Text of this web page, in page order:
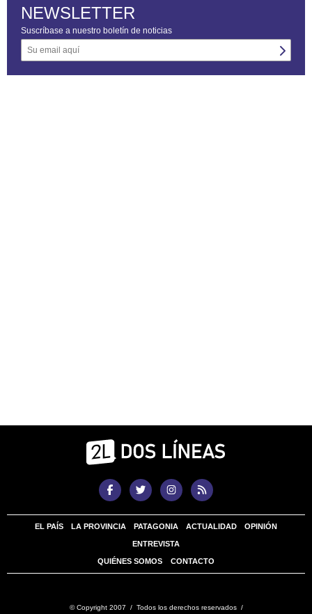
NEWSLETTER
Suscríbase a nuestro boletín de noticias
EL PAÍS LA PROVINCIA PATAGONIA ACTUALIDAD OPINIÓN
ENTREVISTA
QUIÉNES SOMOS CONTACTO
© Copyright 2007 / Todos los derechos reservados /